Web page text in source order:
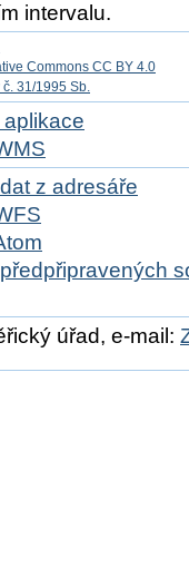
intervalu.
Commons CC BY 4.0
č. 31/1995 Sb.
z adresáře
úřad, e-mail: